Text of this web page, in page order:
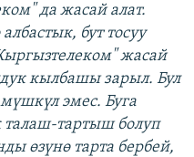
да жасай алат.
бут тосуу
жасай
кылбашы зарыл. Бул
эмес. Буга
тартыш болуп
өзүнө тарта бербей,